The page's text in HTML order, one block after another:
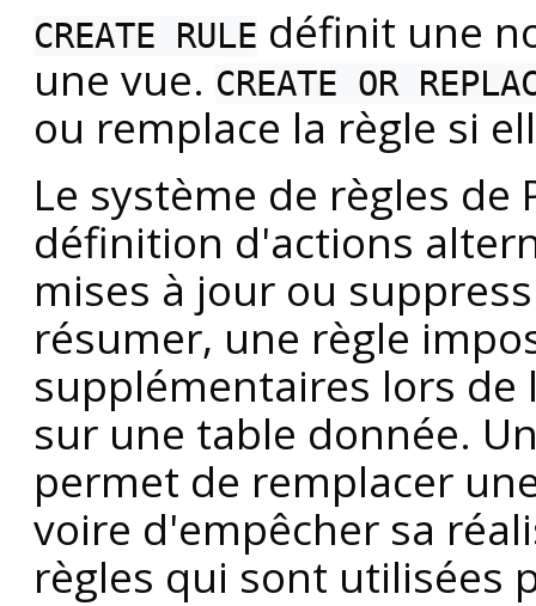
CREATE RULE définit une
une vue. CREATE OR
ou remplace la règle si
Le système de règles de
définition d'actions
mises à jour ou
résumer, une règle
supplémentaires lors
sur une table donnée.
permet de remplacer
voire d'empêcher sa
règles qui sont utilisées